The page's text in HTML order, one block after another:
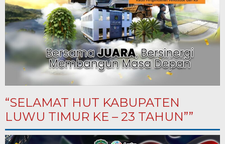
“SELAMAT HUT KABUPATEN
LUWU TIMUR KE – 23 TAHUN””